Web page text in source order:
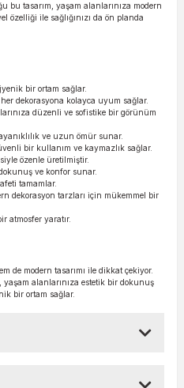
bu tasarım, yaşam alanlarınıza modern
özelliği ile sağlığınızı da ön planda
bir ortam sağlar.
dekorasyona kolayca uyum sağlar.
düzenli ve sofistike bir görünüm
ve uzun ömür sunar.
bir kullanım ve kaymazlık sağlar.
özenle üretilmiştir.
ve konfor sunar.
tamamlar.
dekorasyon tarzları için mükemmel bir
atmosfer yaratır.
de modern tasarımı ile dikkat çekiyor.
yaşam alanlarınıza estetik bir dokunuş
bir ortam sağlar.